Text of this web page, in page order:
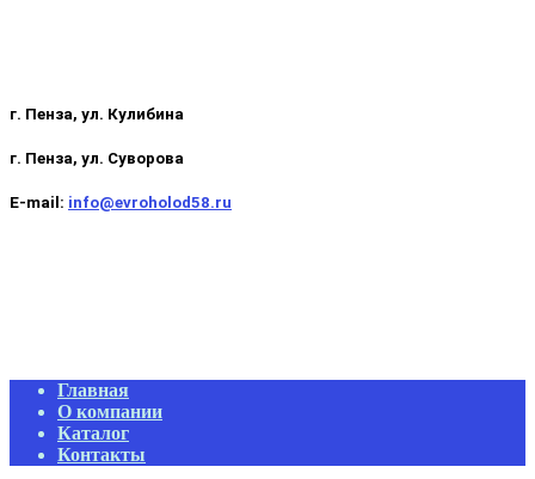
г. Пенза, ул. Кулибина
г. Пенза, ул. Суворова
E-mail: info@evroholod58.ru
Primary
Navigation
Menu
Главная
О компании
Каталог
Контакты